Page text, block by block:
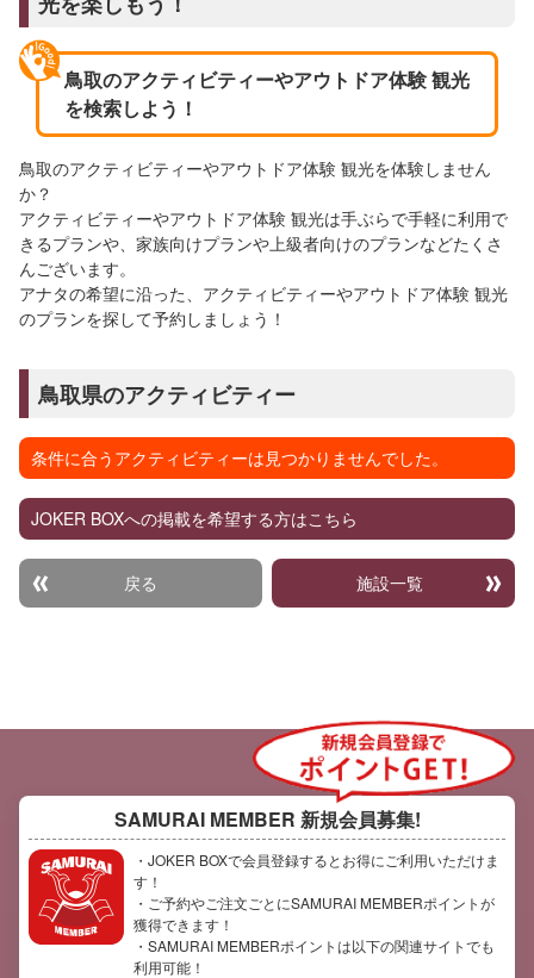
鳥取のアクティビティーやアウトドア体験 観光
を検索しよう！
鳥取のアクティビティーやアウトドア体験 観光を体験しません
か？
アクティビティーやアウトドア体験 観光は手ぶらで手軽に利用で
きるプランや、家族向けプランや上級者向けのプランなどたくさ
んございます。
アナタの希望に沿った、アクティビティーやアウトドア体験 観光
のプランを探して予約しましょう！
鳥取県のアクティビティー
条件に合うアクティビティーは見つかりませんでした。
JOKER BOXへの掲載を希望する方はこちら
戻る 施設一覧
SAMURAI MEMBER 新規会員募集!
・JOKER BOXで会員登録するとお得にご利用いただけま
す！
・ご予約やご注文ごとにSAMURAI MEMBERポイントが
獲得できます！
・SAMURAI MEMBERポイントは以下の関連サイトでも
利用可能！